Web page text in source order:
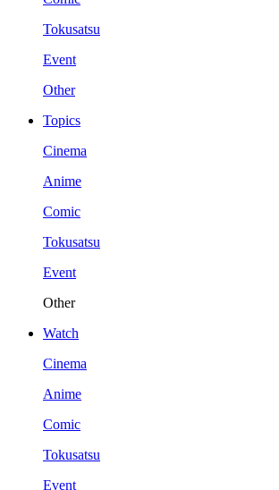
Tokusatsu
Event
Other
Topics
Cinema
Anime
Comic
Tokusatsu
Event
Other
Watch
Cinema
Anime
Comic
Tokusatsu
Event